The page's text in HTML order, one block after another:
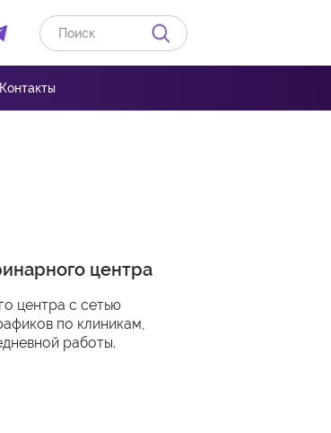
на Whatsapp
на Telegram
Контакты
центра
центра с сетью
по клиникам,
работы.